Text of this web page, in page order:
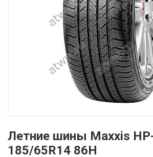
Летние шины Maxxis
185/65R14 86H